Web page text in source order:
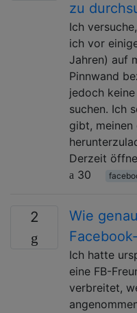
zu
Ich
ich vor
Jahren) auf
Pinnwand
jedoch
suchen. Ich
gibt, meinen
Derzeit
30
2
Wie
Ich hatte
eine FB-
verbreitet,